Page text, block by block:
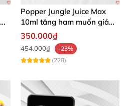
Popper Jungle Juice Max
10ml tăng ham muốn giảm
đau quan hệ
350.000₫
454.000₫
-23%
(228)